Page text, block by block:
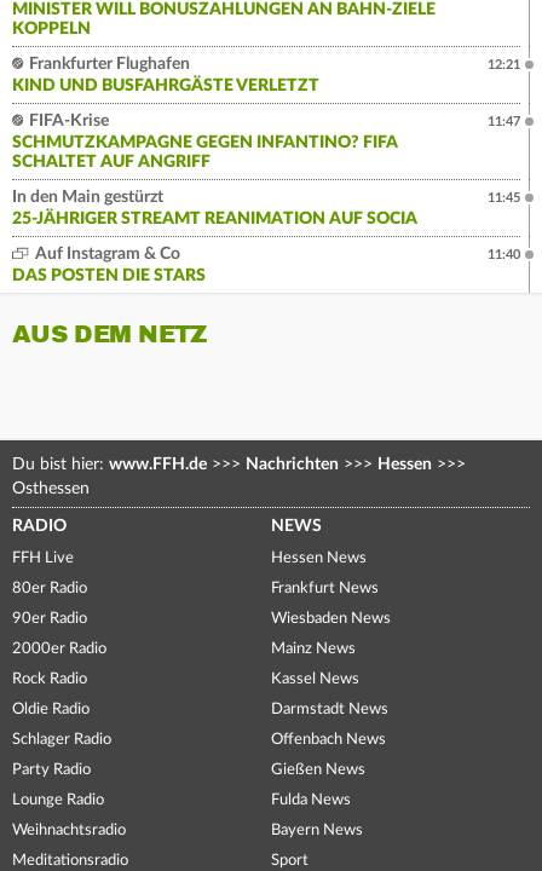
MINISTER WILL BONUSZAHLUNGEN AN BAHN-ZIELE
KOPPELN
Frankfurter Flughafen
KIND UND BUSFAHRGÄSTE VERLETZT
12:21
FIFA-Krise
SCHMUTZKAMPAGNE GEGEN INFANTINO? FIFA
SCHALTET AUF ANGRIFF
11:47
In den Main gestürzt
25-JÄHRIGER STREAMT REANIMATION AUF SOCIA
11:45
Auf Instagram & Co
DAS POSTEN DIE STARS
11:40
AUS DEM NETZ
Du bist hier: www.FFH.de >>> Nachrichten >>> Hessen >>>
Osthessen
RADIO
FFH Live
80er Radio
90er Radio
2000er Radio
Rock Radio
Oldie Radio
Schlager Radio
Party Radio
Lounge Radio
Weihnachtsradio
Meditationsradio
NEWS
Hessen News
Frankfurt News
Wiesbaden News
Mainz News
Kassel News
Darmstadt News
Offenbach News
Gießen News
Fulda News
Bayern News
Sport